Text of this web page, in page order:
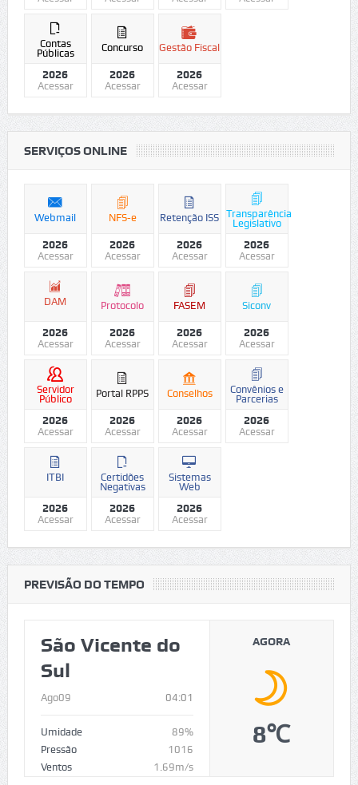
Contas
Públicas
2026
Acessar
Concurso
2026
Acessar
Gestão Fiscal
2026
Acessar
SERVIÇOS ONLINE
Webmail
2026
Acessar
NFS-e
2026
Acessar
Retenção ISS
2026
Acessar
Transparência
Legislativo
2026
Acessar
DAM
2026
Acessar
Protocolo
2026
Acessar
FASEM
2026
Acessar
Siconv
2026
Acessar
Servidor
Público
2026
Acessar
Portal RPPS
2026
Acessar
Conselhos
2026
Acessar
Convênios e
Parcerias
2026
Acessar
ITBI
2026
Acessar
Certidões
Negativas
2026
Acessar
Sistemas
Web
2026
Acessar
PREVISÃO DO TEMPO
São Vicente do
Sul
Ago09 04:01
Umidade
89%
Pressão
1016
Ventos
1.69m/s
AGORA
8℃